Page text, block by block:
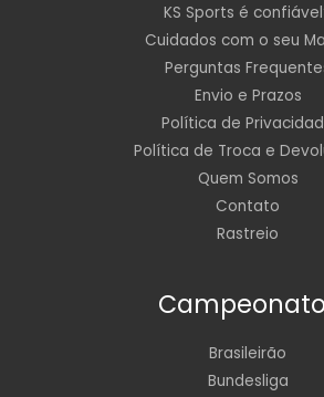
KS Sports é
Cuidados com o seu
Perguntas
Envio e Prazos
Política de
Política de Troca e
Quem Somos
Contato
Rastreio
Brasileirão
Bundesliga